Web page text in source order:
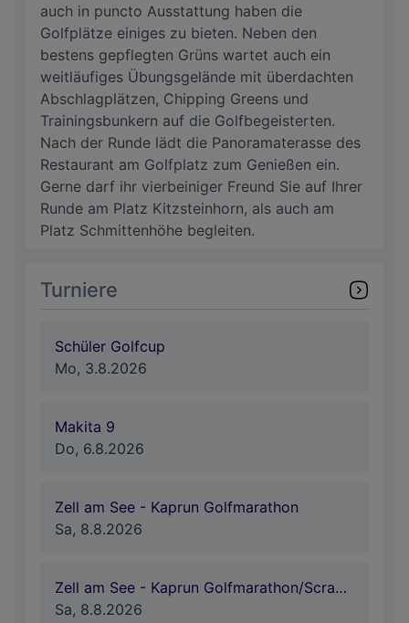
auch in puncto Ausstattung haben die
Golfplätze einiges zu bieten. Neben den
bestens gepflegten Grüns wartet auch ein
weitläufiges Übungsgelände mit überdachten
Abschlagplätzen, Chipping Greens und
Trainingsbunkern auf die Golfbegeisterten.
Nach der Runde lädt die Panoramaterasse des
Restaurant am Golfplatz zum Genießen ein.
Gerne darf ihr vierbeiniger Freund Sie auf Ihrer
Runde am Platz Kitzsteinhorn, als auch am
Platz Schmittenhöhe begleiten.
Turniere
Schüler Golfcup
Mo, 3.8.2026
Makita 9
Do, 6.8.2026
Zell am See - Kaprun Golfmarathon
Sa, 8.8.2026
Zell am See - Kaprun Golfmarathon/Scramble
Sa, 8.8.2026